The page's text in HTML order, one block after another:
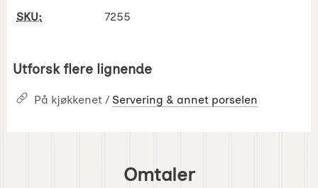
SKU: 7255
Utforsk flere lignende
På kjøkkenet / Servering & annet porselen
Omtaler